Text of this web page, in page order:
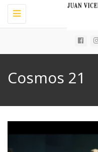
Toggle
navigation
Cosmos 21